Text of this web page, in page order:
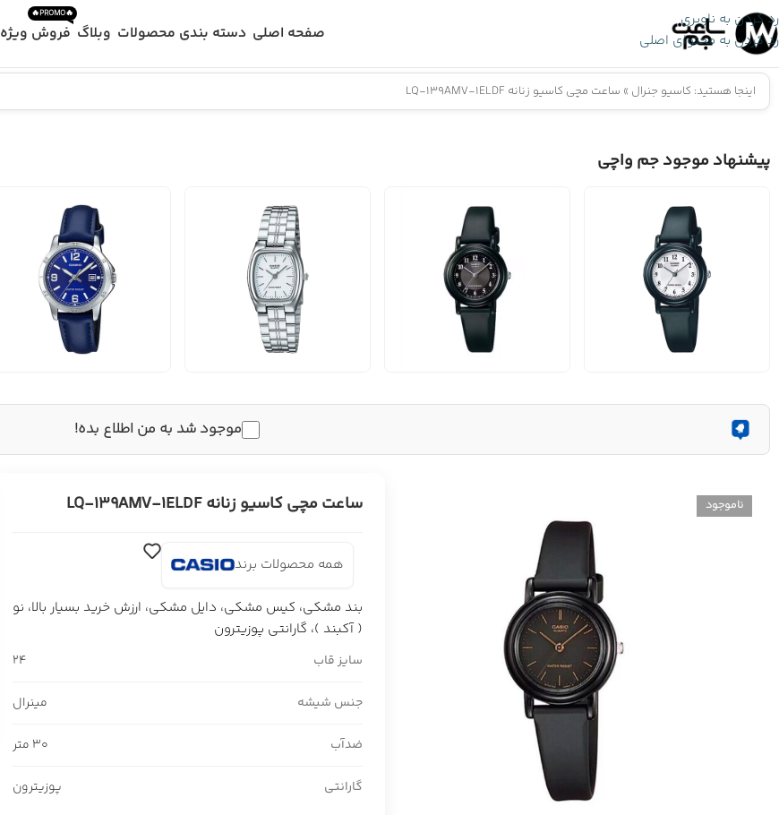
رد کردن به ناوبری
رد کردن به محتوای اصلی
صفحه اصلی دسته بندی محصولات وبلاگ فروش ویژه
🔥PROMO🔥
اینجا هستید: کاسیو جنرال » ساعت مچی کاسیو زنانه LQ-139AMV-1ELDF
پیشنهاد موجود جم واچی
موجود شد به من اطلاع بده!
ناموجود ساعت مچی کاسیو زنانه LQ-139AMV-1ELDF
همه محصولات برند
بند مشکی، کیس مشکی، دایل مشکی، ارزش خرید بسیار بالا، نو
( آکبند )، گارانتی پوزیترون
سایز قاب 24
جنس شیشه مینرال
ضدآب 30 متر
گارانتی پوزیترون